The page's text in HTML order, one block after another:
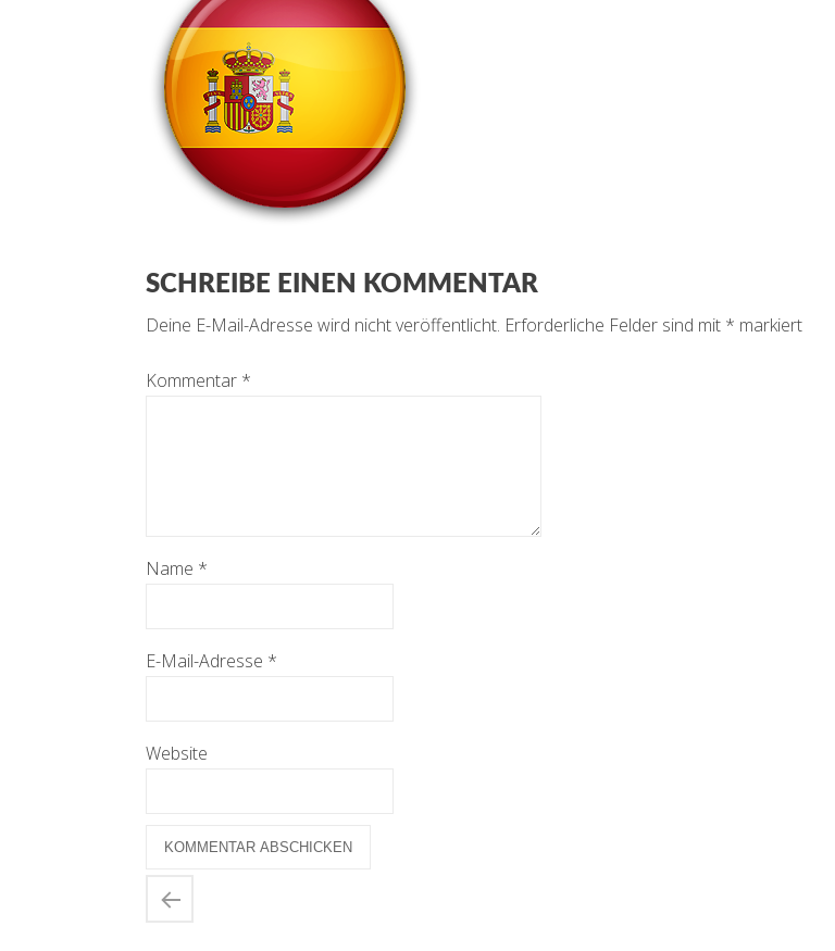
SCHREIBE EINEN KOMMENTAR
Deine E-Mail-Adresse wird nicht veröffentlicht. Erforderliche Felder sind mit * markiert
Kommentar *
Name *
E-Mail-Adresse *
Website